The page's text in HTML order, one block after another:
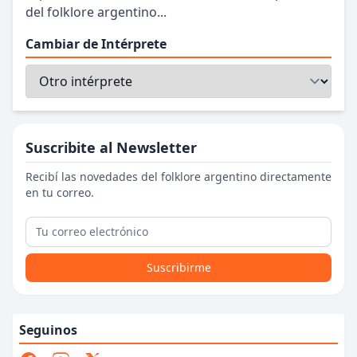
del folklore argentino...
Cambiar de Intérprete
Suscribite al Newsletter
Recibí las novedades del folklore argentino directamente
en tu correo.
Suscribirme
Seguinos